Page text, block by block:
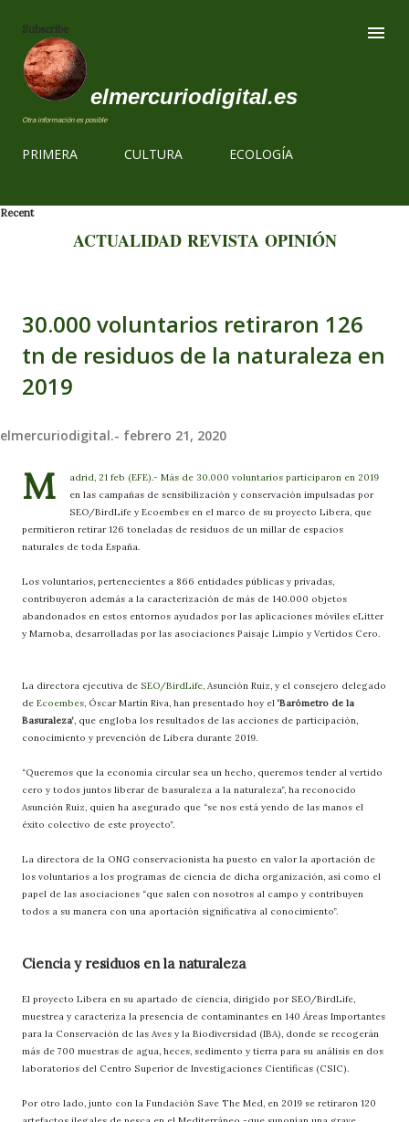
Subscribe
elmercuriodigital.es
Otra información es posible
PRIMERA CULTURA ECOLOGÍA
Recent
ACTUALIDAD REVISTA OPINIÓN
30.000 voluntarios retiraron 126
tn de residuos de la naturaleza en
2019
elmercuriodigital.- febrero 21, 2020
M
adrid, 21 feb (EFE).- Más de 30.000 voluntarios participaron en 2019
en las campañas de sensibilización y conservación impulsadas por
SEO/BirdLife y Ecoembes en el marco de su proyecto Libera, que
permitieron retirar 126 toneladas de residuos de un millar de espacios
naturales de toda España.
Los voluntarios, pertenecientes a 866 entidades públicas y privadas,
contribuyeron además a la caracterización de más de 140.000 objetos
abandonados en estos entornos ayudados por las aplicaciones móviles eLitter
y Marnoba, desarrolladas por las asociaciones Paisaje Limpio y Vertidos Cero.
La directora ejecutiva de SEO/BirdLife, Asunción Ruiz, y el consejero delegado
de Ecoembes, Óscar Martín Riva, han presentado hoy el ‘Barómetro de la
Basuraleza’, que engloba los resultados de las acciones de participación,
conocimiento y prevención de Libera durante 2019.
“Queremos que la economía circular sea un hecho, queremos tender al vertido
cero y todos juntos liberar de basuraleza a la naturaleza”, ha reconocido
Asunción Ruiz, quien ha asegurado que “se nos está yendo de las manos el
éxito colectivo de este proyecto”.
La directora de la ONG conservacionista ha puesto en valor la aportación de
los voluntarios a los programas de ciencia de dicha organización, así como el
papel de las asociaciones “que salen con nosotros al campo y contribuyen
todos a su manera con una aportación significativa al conocimiento”.
Ciencia y residuos en la naturaleza
El proyecto Libera en su apartado de ciencia, dirigido por SEO/BirdLife,
muestrea y caracteriza la presencia de contaminantes en 140 Áreas Importantes
para la Conservación de las Aves y la Biodiversidad (IBA), donde se recogerán
más de 700 muestras de agua, heces, sedimento y tierra para su análisis en dos
laboratorios del Centro Superior de Investigaciones Científicas (CSIC).
Por otro lado, junto con la Fundación Save The Med, en 2019 se retiraron 120